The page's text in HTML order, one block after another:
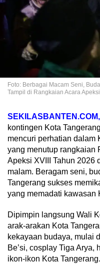
Foto: Berbagai Macam Seni,
Tampil di Rangkaian Acara
SEKILASBANTEN.COM,
kontingen Kota
mencuri perhatian dalam
yang menutup rangkaian
Apeksi XVIII Tahun 2026
malam. Beragam seni,
Tangerang sukses
yang memadati kawasan
Dipimpin langsung Wali
arak-arakan Kota
kekayaan budaya, mulai
Be’si, cosplay Tiga Arya,
ikon-ikon Kota Tangerang.